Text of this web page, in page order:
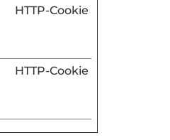
HTTP-Cookie
HTTP-Cookie